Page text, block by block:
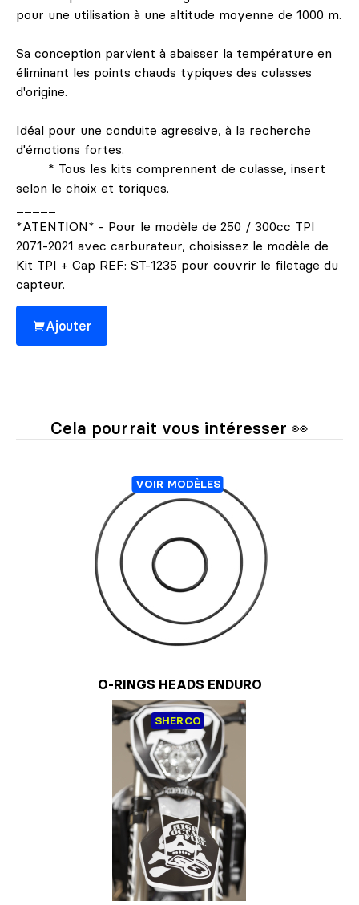
pour une utilisation à une altitude moyenne de 1000 m.
Sa conception parvient à abaisser la température en
éliminant les points chauds typiques des culasses
d'origine.
Idéal pour une conduite agressive, à la recherche
d'émotions fortes.
* Tous les kits comprennent de culasse, insert
selon le choix et toriques.
*ATENTION* - Pour le modèle de 250 / 300cc TPI
2071-2021 avec carburateur, choisissez le modèle de
Kit TPI + Cap REF: ST-1235 pour couvrir le filetage du
capteur.
Ajouter
Cela pourrait vous intéresser 👀
VOIR MODÈLES
O-RINGS HEADS ENDURO
SHERCO